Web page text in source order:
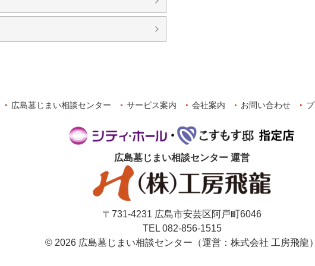
広島墓じまい相談センター サービス案内 会社案内 お問い合わせ
広島墓じまい相談センター 運営
〒731-4231 広島市安芸区阿戸町6046
TEL 082-856-1515
© 2026 広島墓じまい相談センター（運営：株式会社 工房飛龍）